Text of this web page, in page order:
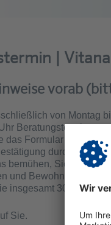
|
vorab
von Montag
Beratungstermine an.
das Formular mit
durch uns, ist
bemühen, Sie
und Bewohner
insgesamt 30 bis 45
Sie.